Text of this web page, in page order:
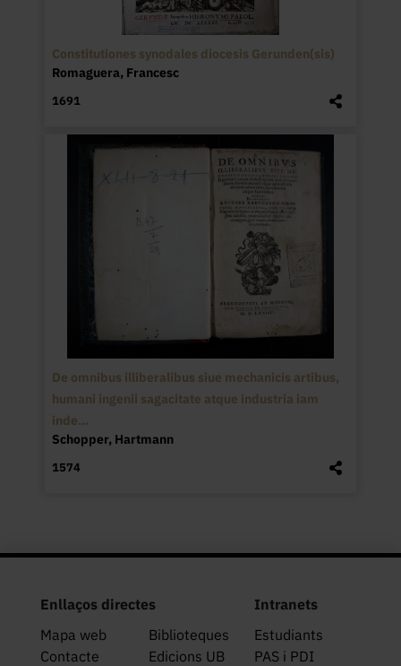
Constitutiones synodales diocesis Gerunden(sis)
Romaguera, Francesc
1691
De omnibus illiberalibus siue mechanicis artibus,
humani ingenii sagacitate atque industria iam
inde...
Schopper, Hartmann
1574
Enllaços directes
Mapa web
Biblioteques
Contacte
Edicions UB
Intranets
Estudiants
PAS i PDI